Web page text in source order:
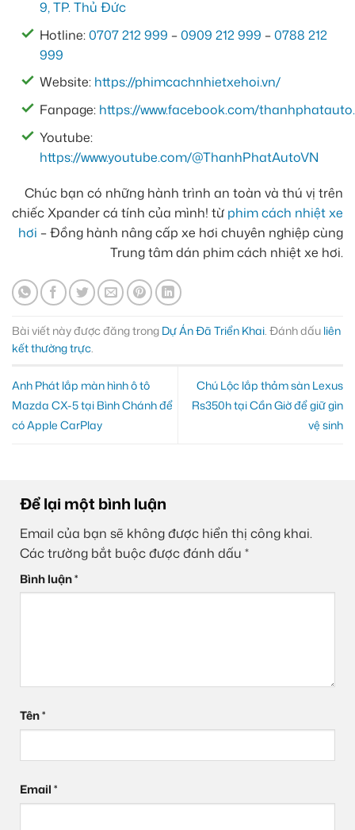
9, TP. Thủ Đức
Hotline:0707 212 999 –0909 212 999 –0788 212
999
Website: https://phimcachnhietxehoi.vn/
Fanpage: https://www.facebook.com/
Youtube:
https://www.youtube.com/@ThanhPhatAutoVN
Chúc bạn có những hành trình an toàn và thú vị trên
chiếc Xpander cá tính của mình! từ phim cách nhiệt xe
hơi – Đồng hành nâng cấp xe hơi chuyên nghiệp cùng
Trung tâm dán phim cách nhiệt xe hơi.
Bài viết này được đăng trong Dự Án Đã Triển Khai. Đánh dấu liên
kết thường trực.
Anh Phát lắp màn hình ô tô
Mazda CX-5 tại Bình Chánh để
có Apple CarPlay
Chú Lộc lắp thảm sàn Lexus
Rs350h tại Cần Giờ để giữ gìn
vệ sinh
Để lại một bình luận
Email của bạn sẽ không được hiển thị công khai.
Các trường bắt buộc được đánh dấu *
Bình luận*
Tên*
Email*